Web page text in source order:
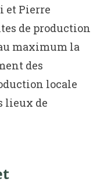
et Pierre
de production
maximum la
des
locale
lieux de